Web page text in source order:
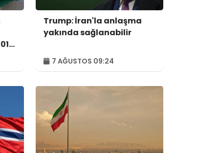
Trump: İran'la anlaşma
yakında sağlanabilir
7 AĞUSTOS 09:24